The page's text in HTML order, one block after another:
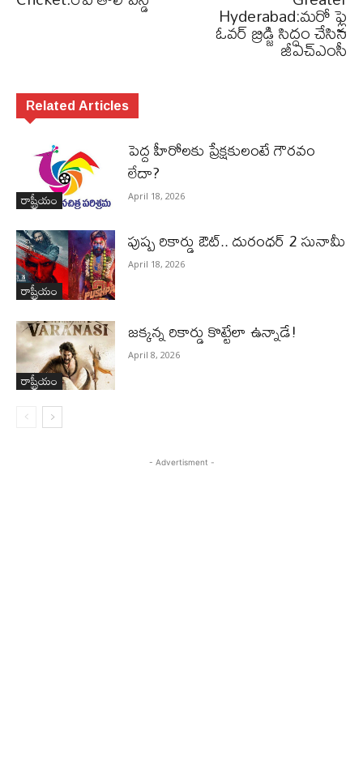
Hyderabad:మరో ఫ్లై
ఓవర్ బ్రిడ్జి సిద్ధం చేసిన
జీఎచ్‌ఎంసీ
Related Articles
రాష్ట్రీయం
పెద్ద హీరోల‌కు ప్రేక్ష‌కులంటే గౌర‌వం
లేదా?
April 18, 2026
రాష్ట్రీయం
పుష్ప రికార్డు ఔట్‌.. దురంధ‌ర్ 2 సునామీ
April 18, 2026
రాష్ట్రీయం
జ‌క్క‌న్న రికార్డు కొట్టేలా ఉన్నాడే!
April 8, 2026
- Advertisment -